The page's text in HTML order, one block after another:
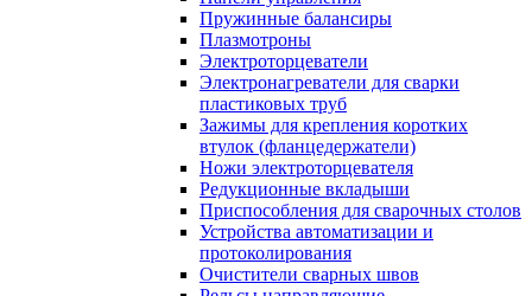
Пружинные балансиры
Плазмотроны
Электроторцеватели
Электронагреватели для сварки
пластиковых труб
Зажимы для крепления коротких
втулок (фланцедержатели)
Ножи электроторцевателя
Редукционные вкладыши
Приспособления для сварочных столов
Устройства автоматизации и
протоколирования
Очистители сварных швов